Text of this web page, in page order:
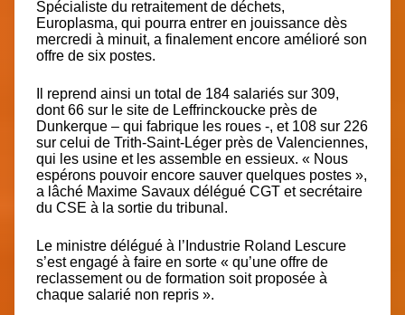
Spécialiste du retraitement de déchets,
Europlasma, qui pourra entrer en jouissance dès
mercredi à minuit, a finalement encore amélioré son
offre de six postes.
Il reprend ainsi un total de 184 salariés sur 309,
dont 66 sur le site de Leffrinckoucke près de
Dunkerque – qui fabrique les roues -, et 108 sur 226
sur celui de Trith-Saint-Léger près de Valenciennes,
qui les usine et les assemble en essieux. « Nous
espérons pouvoir encore sauver quelques postes »,
a lâché Maxime Savaux délégué CGT et secrétaire
du CSE à la sortie du tribunal.
Le ministre délégué à l’Industrie Roland Lescure
s’est engagé à faire en sorte « qu’une offre de
reclassement ou de formation soit proposée à
chaque salarié non repris ».